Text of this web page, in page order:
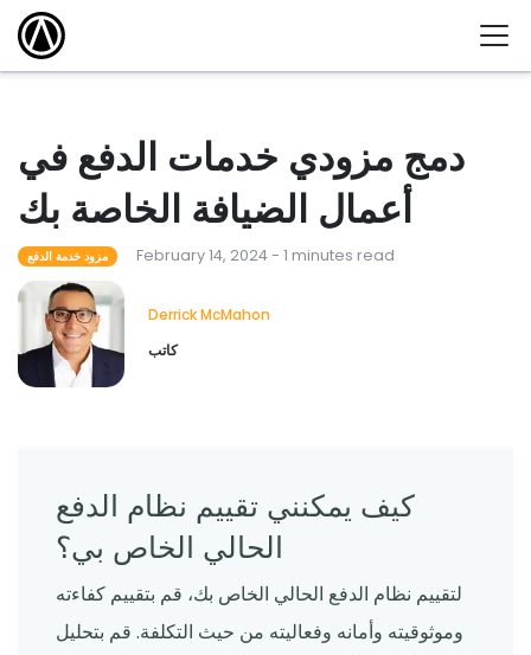
دمج مزودي خدمات الدفع في
أعمال الضيافة الخاصة بك
مزود خدمة الدفع February 14, 2024 - 1 minutes read
Derrick McMahon
كاتب
كيف يمكنني تقييم نظام الدفع
الحالي الخاص بي؟
لتقييم نظام الدفع الحالي الخاص بك، قم بتقييم كفاءته
وموثوقيته وأمانه وفعاليته من حيث التكلفة. قم بتحليل